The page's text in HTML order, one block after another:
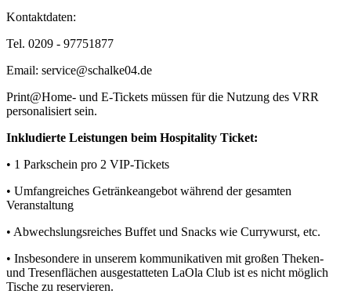
Kontaktdaten:
Tel. 0209 - 97751877
Email: service@schalke04.de
Print@Home- und E-Tickets müssen für die Nutzung des VRR
personalisiert sein.
Inkludierte Leistungen beim Hospitality Ticket:
• 1 Parkschein pro 2 VIP-Tickets
• Umfangreiches Getränkeangebot während der gesamten
Veranstaltung
• Abwechslungsreiches Buffet und Snacks wie Currywurst, etc.
• Insbesondere in unserem kommunikativen mit großen Theken-
und Tresenflächen ausgestatteten LaOla Club ist es nicht möglich
Tische zu reservieren.